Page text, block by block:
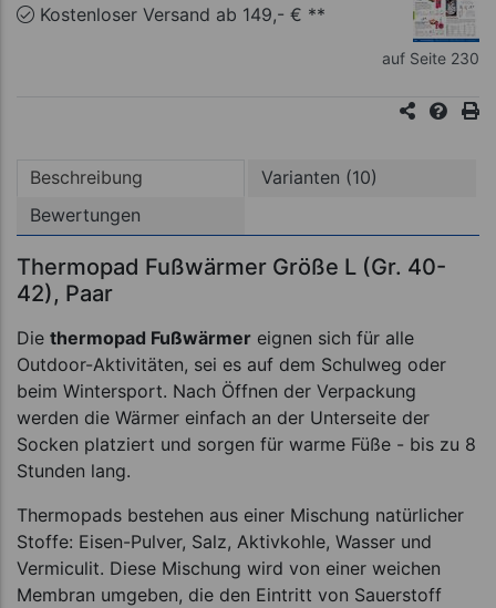
Kostenloser Versand ab 149,- € **
auf Seite 230
Beschreibung
Varianten (10)
Bewertungen
Thermopad Fußwärmer Größe L (Gr. 40-
42), Paar
Die thermopad Fußwärmer eignen sich für alle
Outdoor-Aktivitäten, sei es auf dem Schulweg oder
beim Wintersport. Nach Öffnen der Verpackung
werden die Wärmer einfach an der Unterseite der
Socken platziert und sorgen für warme Füße - bis zu 8
Stunden lang.
Thermopads bestehen aus einer Mischung natürlicher
Stoffe: Eisen-Pulver, Salz, Aktivkohle, Wasser und
Vermiculit. Diese Mischung wird von einer weichen
Membran umgeben, die den Eintritt von Sauerstoff